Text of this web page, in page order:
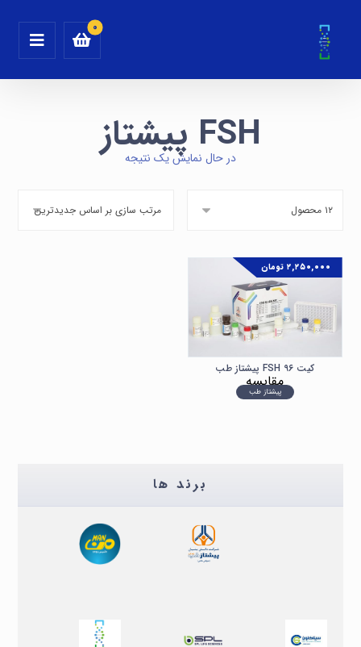
FSH پیشتاز
در حال نمایش یک نتیجه
کیت FSH ۹۶ پیشتاز طب
پیشتاز طب
۲,۲۵۰,۰۰۰ تومان
مقایسه
برند ها